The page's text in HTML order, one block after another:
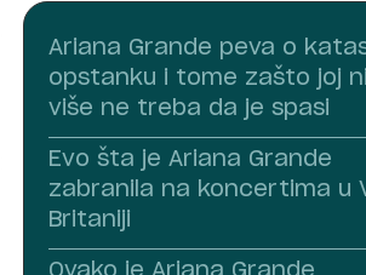
Ariana Grande peva o
opstanku i tome zašto joj
više ne treba da je spasi
Evo šta je Ariana Grande
zabranila na koncertima u
Britaniji